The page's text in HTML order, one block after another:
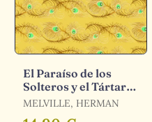
El Paraíso de los
Solteros y el Tártaro
de las Doncellas
MELVILLE, HERMAN